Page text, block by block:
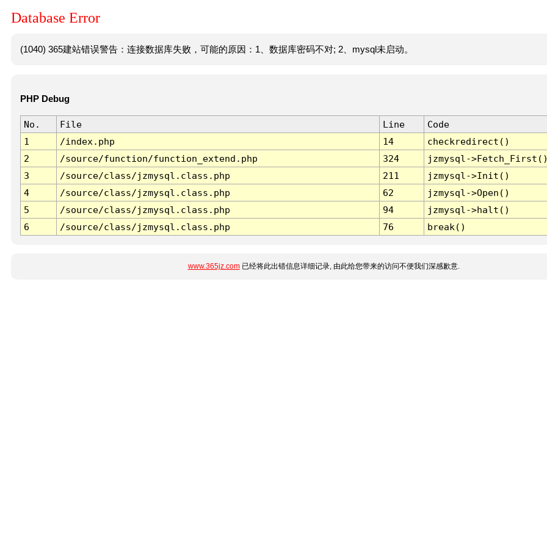
Database Error
(1040) 365建站错误警告：连接数据库失败，可能的原因：1、数据库密码不对; 2、mysql未启动。
PHP Debug
No. File Line
Code
1
/index.php 14
checkredirect()
2
/source/function/function_extend.php 324
jzmysql-
3
/source/class/jzmysql.class.php 211
jzmysql->Init()
4
/source/class/jzmysql.class.php 62
jzmysql->Open()
5
/source/class/jzmysql.class.php 94
jzmysql->halt()
6
/source/class/jzmysql.class.php 76 break()
www.365jz.com已经将此出错信息详细记录, 由此给您带来的访问不便我们深感歉意.